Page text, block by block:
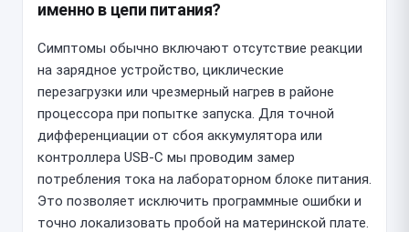
именно в цепи питания?
Симптомы обычно включают отсутствие реакции
на зарядное устройство, циклические
перезагрузки или чрезмерный нагрев в районе
процессора при попытке запуска. Для точной
дифференциации от сбоя аккумулятора или
контроллера USB-C мы проводим замер
потребления тока на лабораторном блоке питания.
Это позволяет исключить программные ошибки и
точно локализовать пробой на материнской плате.